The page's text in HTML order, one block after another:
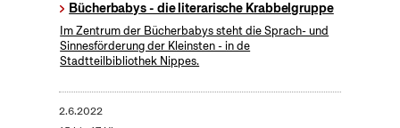
Bücherbabys - die literarische Krabbelgruppe
Im Zentrum der Bücherbabys steht die Sprach- und
Sinnesförderung der Kleinsten - in de
Stadtteilbibliothek Nippes.
2.6.2022